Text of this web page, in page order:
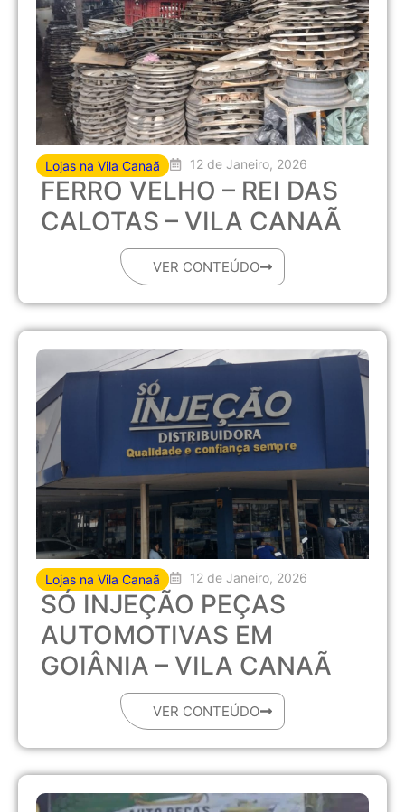
Lojas na Vila Canaã 12 de Janeiro, 2026
FERRO VELHO – REI DAS
CALOTAS – VILA CANAÃ
VER CONTEÚDO
Lojas na Vila Canaã 12 de Janeiro, 2026
SÓ INJEÇÃO PEÇAS
AUTOMOTIVAS EM
GOIÂNIA – VILA CANAÃ
VER CONTEÚDO